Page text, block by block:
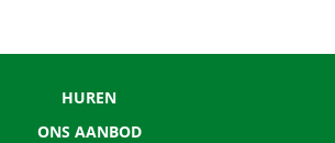
HUREN
ONS AANBOD